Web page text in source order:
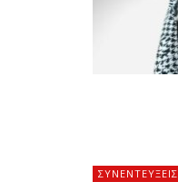
ΣΥΝΕΝΤΕΎΞΕΙΣ